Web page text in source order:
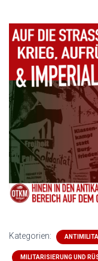
Kategorien:
MILITARISIERUNG UND